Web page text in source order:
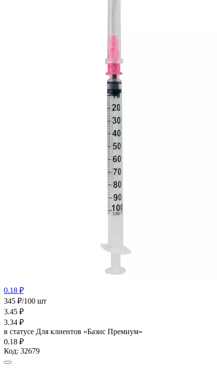
0.18 ₽
345 ₽/100 шт
3.45 ₽
3.34 ₽
в статусе Для клиентов «Базис Премиум»
0.18 ₽
Код: 32679